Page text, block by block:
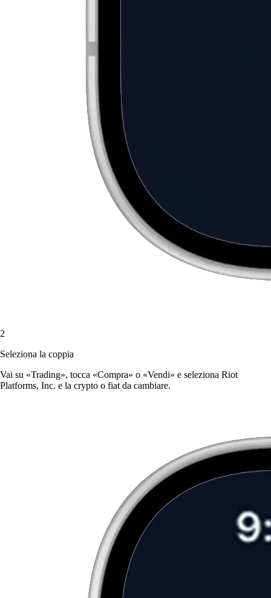
2
Seleziona la coppia
Vai su «Trading», tocca «Compra» o «Vendi» e seleziona Riot
Platforms, Inc. e la crypto o fiat da cambiare.